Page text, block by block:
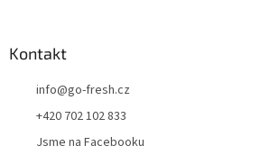
Kontakt
info@go-fresh.cz
+420 702 102 833
Jsme na Facebooku